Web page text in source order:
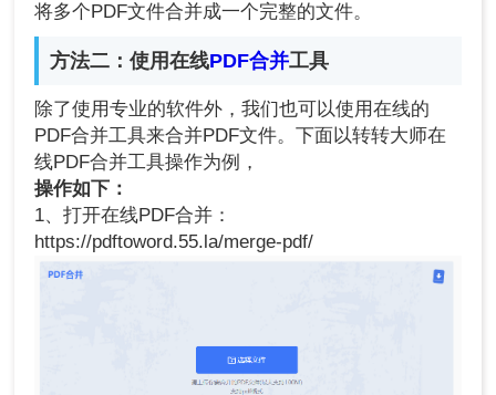
将多个PDF文件合并成一个完整的文件。
方法二：使用在线PDF合并工具
除了使用专业的软件外，我们也可以使用在线的
PDF合并工具来合并PDF文件。下面以转转大师在
线PDF合并工具操作为例，
操作如下：
1、打开在线PDF合并：
https://pdftoword.55.la/merge-pdf/